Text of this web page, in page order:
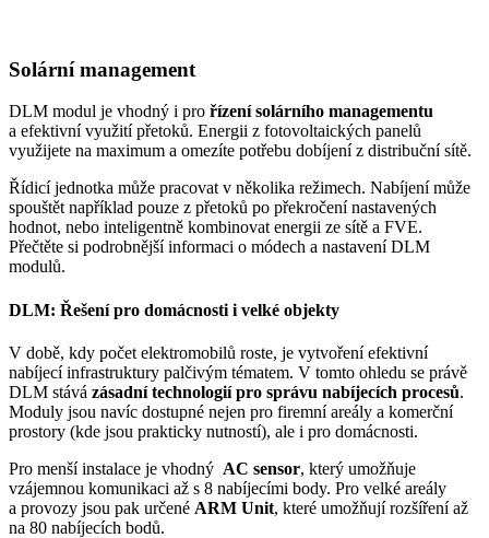
Solární management
DLM modul je vhodný i pro řízení solárního managementu
a efektivní využití přetoků. Energii z fotovoltaických panelů
využijete na maximum a omezíte potřebu dobíjení z distribuční sítě.
Řídicí jednotka může pracovat v několika režimech. Nabíjení může
spouštět například pouze z přetoků po překročení nastavených
hodnot, nebo inteligentně kombinovat energii ze sítě a FVE.
Přečtěte si podrobnější informaci o módech a nastavení DLM
modulů.
DLM: Řešení pro domácnosti i velké objekty
V době, kdy počet elektromobilů roste, je vytvoření efektivní
nabíjecí infrastruktury palčivým tématem. V tomto ohledu se právě
DLM stává zásadní technologií pro správu nabíjecích procesů.
Moduly jsou navíc dostupné nejen pro firemní areály a komerční
prostory (kde jsou prakticky nutností), ale i pro domácnosti.
Pro menší instalace je vhodný AC sensor, který umožňuje
vzájemnou komunikaci až s 8 nabíjecími body. Pro velké areály
a provozy jsou pak určené ARM Unit, které umožňují rozšíření až
na 80 nabíjecích bodů.